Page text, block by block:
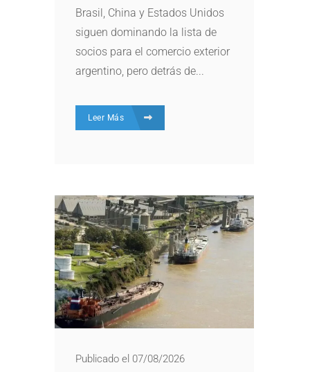
Brasil, China y Estados Unidos
siguen dominando la lista de
socios para el comercio exterior
argentino, pero detrás de...
Leer Más
Publicado el 07/08/2026